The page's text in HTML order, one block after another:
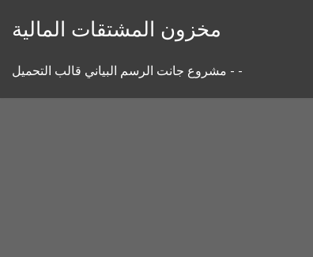
مخزون المشتقات المالية
مشروع جانت الرسم البياني قالب التحميل - -